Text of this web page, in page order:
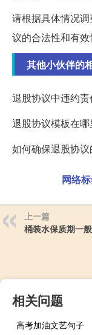
请根据具体情况
议的合法性和有效
其他小伙伴的
退股协议中违约责
退股协议模板在哪
如何确保退股协议
网络标
上一篇
桶装水保质期一
相关问题
高考加油文艺句子